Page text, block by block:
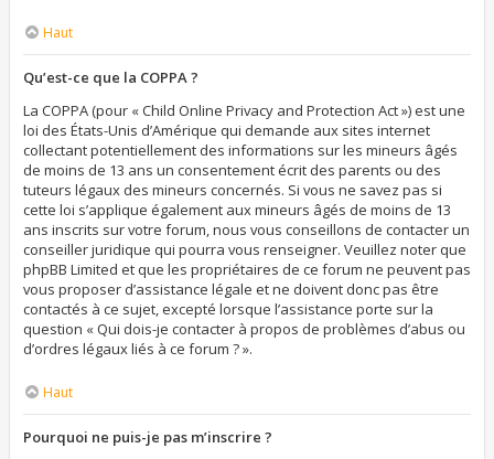
Haut
Qu’est-ce que la COPPA ?
La COPPA (pour « Child Online Privacy and Protection Act ») est une
loi des États-Unis d’Amérique qui demande aux sites internet
collectant potentiellement des informations sur les mineurs âgés
de moins de 13 ans un consentement écrit des parents ou des
tuteurs légaux des mineurs concernés. Si vous ne savez pas si
cette loi s’applique également aux mineurs âgés de moins de 13
ans inscrits sur votre forum, nous vous conseillons de contacter un
conseiller juridique qui pourra vous renseigner. Veuillez noter que
phpBB Limited et que les propriétaires de ce forum ne peuvent pas
vous proposer d’assistance légale et ne doivent donc pas être
contactés à ce sujet, excepté lorsque l’assistance porte sur la
question « Qui dois-je contacter à propos de problèmes d’abus ou
d’ordres légaux liés à ce forum ? ».
Haut
Pourquoi ne puis-je pas m’inscrire ?